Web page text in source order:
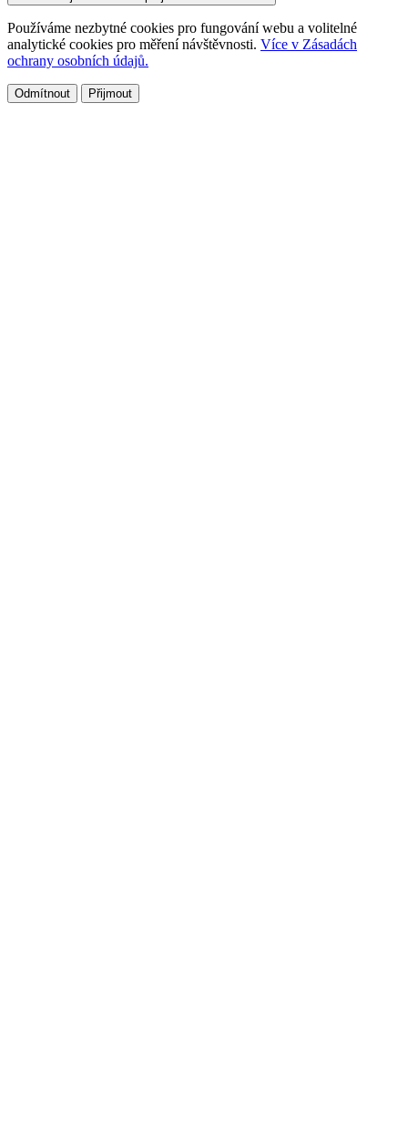
Používáme nezbytné cookies pro fungování webu a volitelné
analytické cookies pro měření návštěvnosti. Více v Zásadách
ochrany osobních údajů.
Odmítnout Přijmout